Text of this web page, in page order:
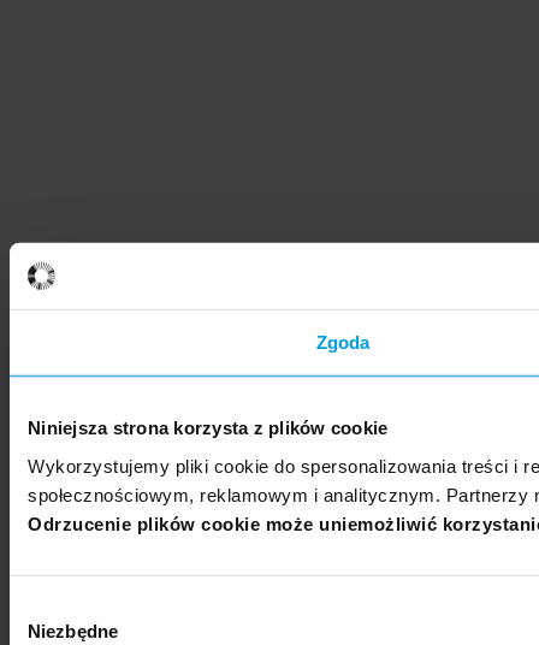
Zgoda
Niniejsza strona korzysta z plików cookie
Wykorzystujemy pliki cookie do spersonalizowania treści i
społecznościowym, reklamowym i analitycznym.
Odrzucenie plików cookie może uniemożliwić
zgody
Niezbędne